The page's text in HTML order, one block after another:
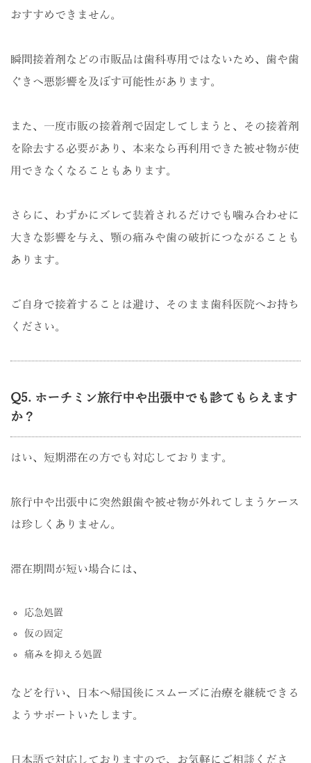
おすすめできません。
瞬間接着剤などの市販品は歯科専用ではないため、歯や歯
ぐきへ悪影響を及ぼす可能性があります。
また、一度市販の接着剤で固定してしまうと、その接着剤
を除去する必要があり、本来なら再利用できた被せ物が使
用できなくなることもあります。
さらに、わずかにズレて装着されるだけでも噛み合わせに
大きな影響を与え、顎の痛みや歯の破折につながることも
あります。
ご自身で接着することは避け、そのまま歯科医院へお持ち
ください。
Q5. ホーチミン旅行中や出張中でも診てもらえます
か？
はい、短期滞在の方でも対応しております。
旅行中や出張中に突然銀歯や被せ物が外れてしまうケース
は珍しくありません。
滞在期間が短い場合には、
応急処置
仮の固定
痛みを抑える処置
などを行い、日本へ帰国後にスムーズに治療を継続できる
ようサポートいたします。
日本語で対応しておりますので、お気軽にご相談くださ